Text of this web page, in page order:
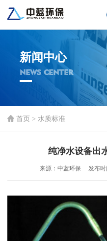
新闻中心
NEWS CENTER
首页 > 水质标准
纯净水设备出
来源：中蓝环保 发布时